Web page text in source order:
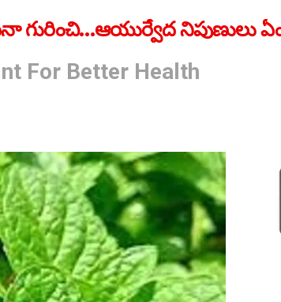
నిపుణులు ఏం
For Better Health